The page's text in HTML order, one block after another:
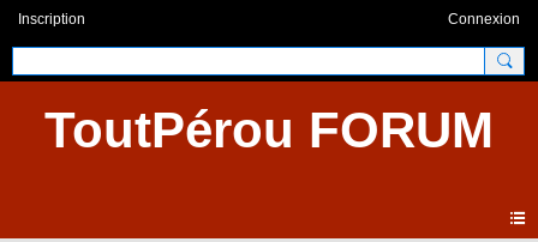
Inscription Connexion
ToutPérou FORUM